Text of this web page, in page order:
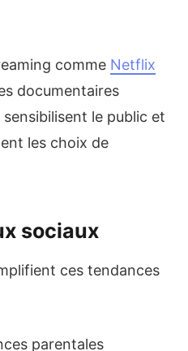
comme Netflix
documentaires
le public et
les choix de
sociaux
ces tendances
parentales